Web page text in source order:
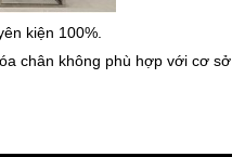
kiện 100%.
chân không phù hợp với cơ sở